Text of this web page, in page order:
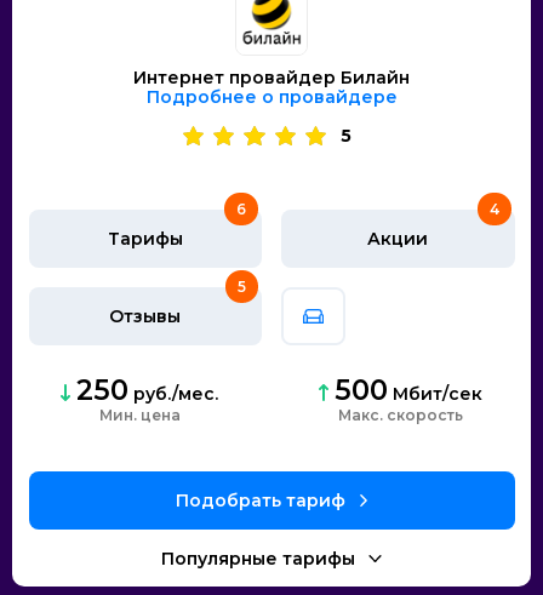
Интернет провайдер Билайн
Подробнее о провайдере
5
Тарифы
6
Акции
4
Отзывы
5
250 руб./мес.
Мин. цена
500 Мбит/сек
скорость